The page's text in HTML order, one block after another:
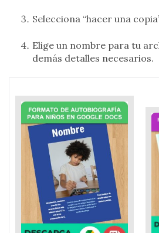
Selecciona “hacer una
Elige un nombre para tu
demás detalles necesarios.